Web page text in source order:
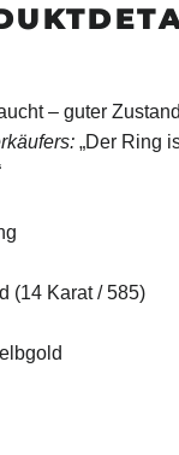
– guter Zustand
„Der Ring
(14 Karat / 585)